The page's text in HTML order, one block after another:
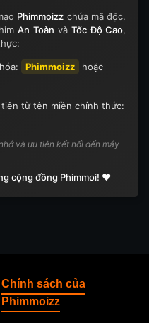
Phimmoizz chứa mã độc.
An Toàn vàTốc Độ Cao,
Phimmoizz
hoặc
từ tên miền chính thức:
và ưu tiên kết nối đến máy
cộng đồng Phimmoi! ❤️
Chính sách của
Phimmoizz